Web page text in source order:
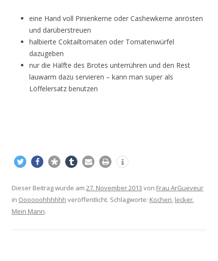
eine Hand voll Pinienkerne oder Cashewkerne anrösten
und darüberstreuen
halbierte Coktailtomaten oder Tomatenwürfel
dazugeben
nur die Hälfte des Brotes unterrühren und den Rest
lauwarm dazu servieren – kann man super als
Löffelersatz benutzen
Dieser Beitrag wurde am 27. November 2013 von Frau ArGueveur
in Oooooohhhhhh veröffentlicht. Schlagworte: Kochen, lecker,
Mein Mann.